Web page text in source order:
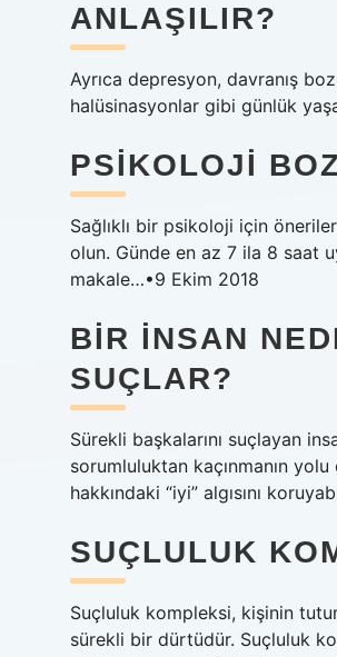
ANLAŞILIR?
Ayrıca depresyon, davranış
halüsinasyonlar gibi günlük
PSIKOLOJI
Sağlıklı bir psikoloji için
olun. Günde en az 7 ila 8 saat
makale…•9 Ekim 2018
BIR INSAN
SUÇLAR?
Sürekli başkalarını suçlayan
sorumluluktan kaçınmanın
hakkındaki “iyi” algısını
SUÇLULUK
Suçluluk kompleksi, kişinin
sürekli bir dürtüdür. Suçluluk